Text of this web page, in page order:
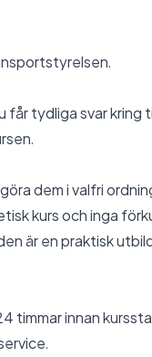
får tydliga svar kring
dem i valfri
kurs och inga
är en praktisk
timmar innan